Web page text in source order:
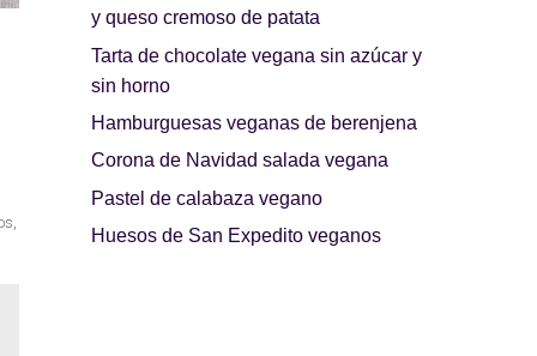
,
y queso cremoso de patata
Tarta de chocolate vegana sin azúcar y
sin horno
Hamburguesas veganas de berenjena
Corona de Navidad salada vegana
Pastel de calabaza vegano
Huesos de San Expedito veganos